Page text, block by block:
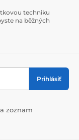
techniku
na běžných
Prihlásiť
zoznam